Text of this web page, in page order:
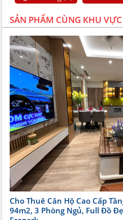
SẢN PHẨM CÙNG KHU VỰC
Cho Thuê Căn Hộ Cao Cấp
94m2, 3 Phòng Ngủ, Full Đồ